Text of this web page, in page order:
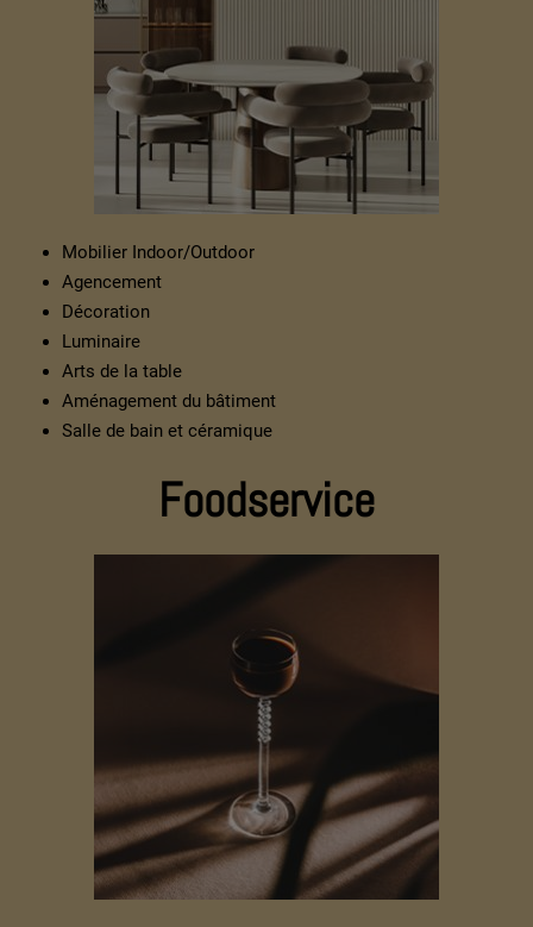
Mobilier Indoor/Outdoor
Agencement
Décoration
Luminaire
Arts de la table
Aménagement du bâtiment
Salle de bain et céramique
Foodservice